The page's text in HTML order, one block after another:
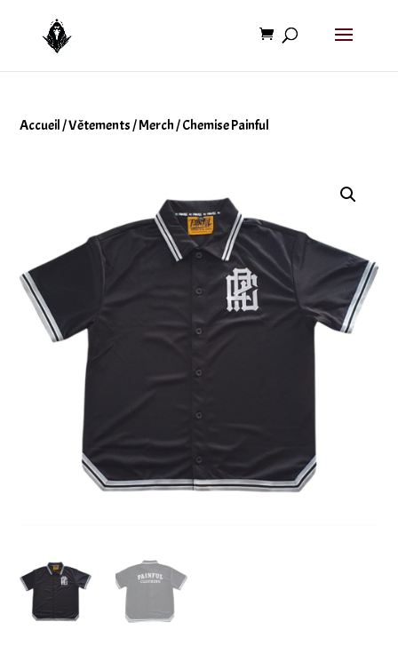
Accueil/Vêtements/Merch/ Chemise Painful